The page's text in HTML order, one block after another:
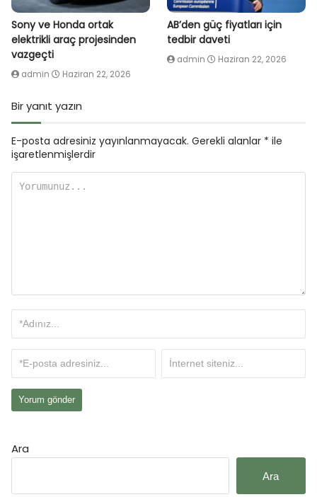
Sony ve Honda ortak
elektrikli araç projesinden
vazgeçti
admin Haziran 22, 2026
AB’den güç fiyatları için
tedbir daveti
admin Haziran 22, 2026
Bir yanıt yazın
E-posta adresiniz yayınlanmayacak. Gerekli alanlar * ile
işaretlenmişlerdir
Ara
Ara